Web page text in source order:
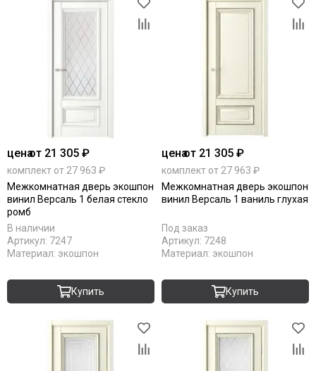
ценаот 21 305 ₽
комплект от 27 963 ₽
Межкомнатная дверь экошпон
винил Версаль 1 белая стекло
ромб
В наличии
Артикул: 7247
Материал: экошпон
Купить
ценаот 21 305 ₽
комплект от 27 963 ₽
Межкомнатная дверь экошпон
винил Версаль 1 ваниль глухая
Под заказ
Артикул: 7248
Материал: экошпон
Купить